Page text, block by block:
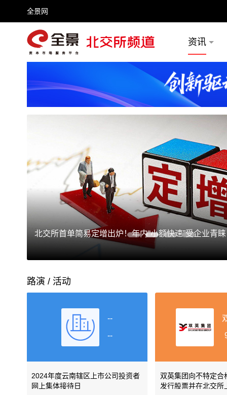
全景网
头条号 百家号
资讯
推荐
北交所首单简易定增出炉！年内“小额快速”受企业青睐
路演 / 活动
--
--
2024年度云南辖区上市公司投资者
网上集体接待日
双英集团向不特定合
发行股票并在北交所